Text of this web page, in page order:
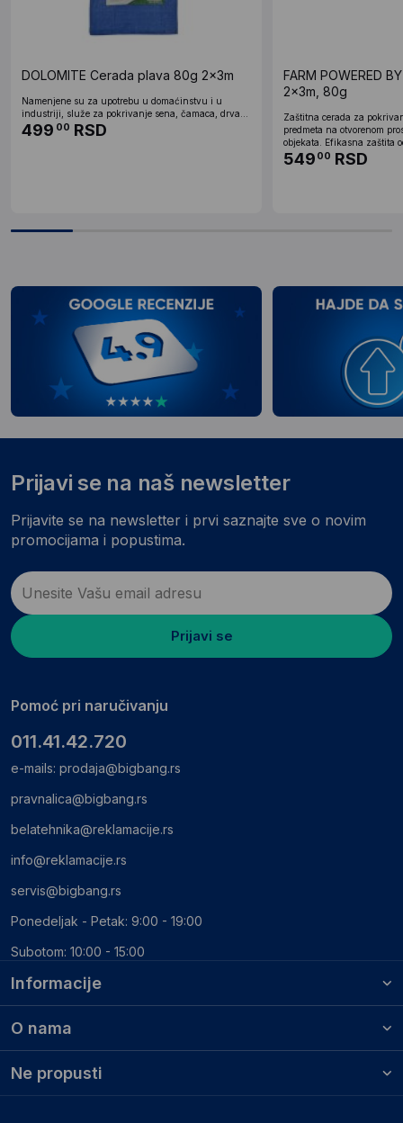
DOLOMITE Cerada plava 80g 2x3m
Namenjene su za upotrebu u domaćinstvu i u
industriji, služe za pokrivanje sena, čamaca, drva...
499 00 RSD
FARM POWERED
2x3m, 80g
Zaštitna cerada za
predmeta na otvorenom
objekata. Efikasna zaštita
549 00 RSD
Informacije
O nama
Ne propusti
Prijavi se na naš newsletter
Prijavite se na newsletter i prvi saznajte sve o novim
promocijama i popustima.
Prijavi se
Pomoć pri naručivanju
011.41.42.720
e-mails: prodaja@bigbang.rs
pravnalica@bigbang.rs
belatehnika@reklamacije.rs
info@reklamacije.rs
servis@bigbang.rs
Ponedeljak - Petak: 9:00 - 19:00
Subotom: 10:00 - 15:00